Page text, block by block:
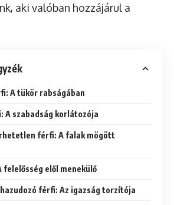
aki valóban hozzájárul a
A tükör rabságában
szabadság korlátozója
férfi: A falak mögött
felelősség elől menekülő
férfi: Az igazság torzítója